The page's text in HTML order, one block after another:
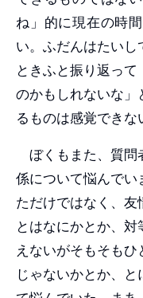
ね」的に現在の時
い。ふだんはたいし
ときふと振り返っ
のかもしれないな」
るものは感覚できな
ぼくもまた、質問
係について悩んでい
ただけではなく、友
とはなにかとか、
えないがそもそも
じゃないかとか、